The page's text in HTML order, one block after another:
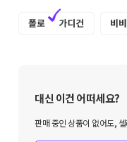
대신 이건 어떠세요?
판매 중인 상품이 없어도,